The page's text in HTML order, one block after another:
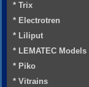
* Trix
* Electrotren
* Liliput
* LEMATEC Models
* Piko
* Vitrains